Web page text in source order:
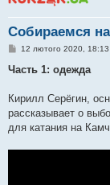
Собираемся
П
в
о
м
л
е
12 лютого 2020, 18:13
Часть 1: одежда
Кирилл Серёгин,
рассказывает о
для катания на